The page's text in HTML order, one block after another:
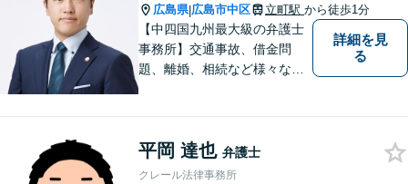
広島県|広島市中区 立町駅 から徒歩1分
【中四国九州最大級の弁護士
事務所】交通事故、借金問
題、離婚、相続など様々な問
い！
詳細を見
る
平岡 達也 弁護士
クレール法律事務所